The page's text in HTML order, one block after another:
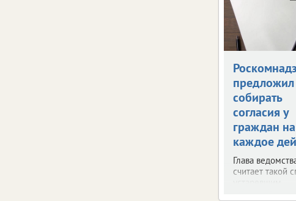
собирать
согласия у
граждан на
каждое
Глава
считает такой